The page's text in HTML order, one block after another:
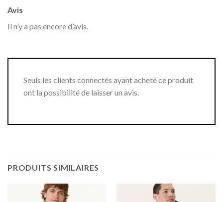
Avis
Il n’y a pas encore d’avis.
Seuls les clients connectés ayant acheté ce produit
ont la possibilité de laisser un avis.
PRODUITS SIMILAIRES